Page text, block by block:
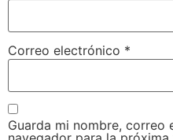
Correo electrónico *
Guarda mi nombre,